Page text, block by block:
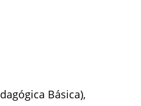
Básica),